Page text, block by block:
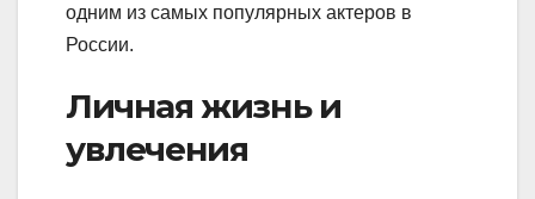
одним из самых популярных актеров в
России.
Личная жизнь и
увлечения